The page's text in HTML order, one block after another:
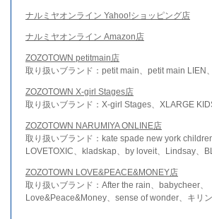
ナルミヤオンライン Yahoo!ショッピング店
ナルミヤオンライン Amazon店
ZOZOTOWN petitmain店
取り扱いブランド：petit main、petit main LIEN
ZOZOTOWN X-girl Stages店
取り扱いブランド：X-girl Stages、XLARGE
ZOZOTOWN NARUMIYA ONLINE店
取り扱いブランド：kate spade new york
LOVETOXIC、kladskap、by loveit、Lindsay、
ZOZOTOWN LOVE&PEACE&MONEY店
取り扱いブランド：After the rain、babycheer、
Love&Peace&Money、sense of wonder、キリ